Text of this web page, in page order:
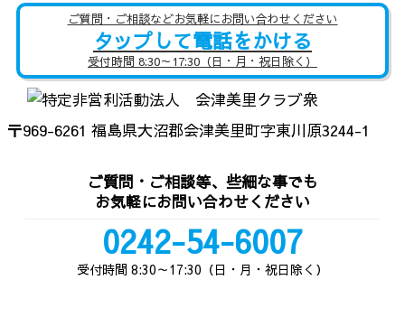
ご質問・ご相談などお気軽にお問い合わせください
タップして電話をかける
受付時間 8:30～17:30（日・月・祝日除く）
〒969-6261 福島県大沼郡会津美里町字東川原3244-1
ご質問・ご相談等、些細な事でも
お気軽にお問い合わせください
0242-54-6007
受付時間 8:30～17:30（日・月・祝日除く）